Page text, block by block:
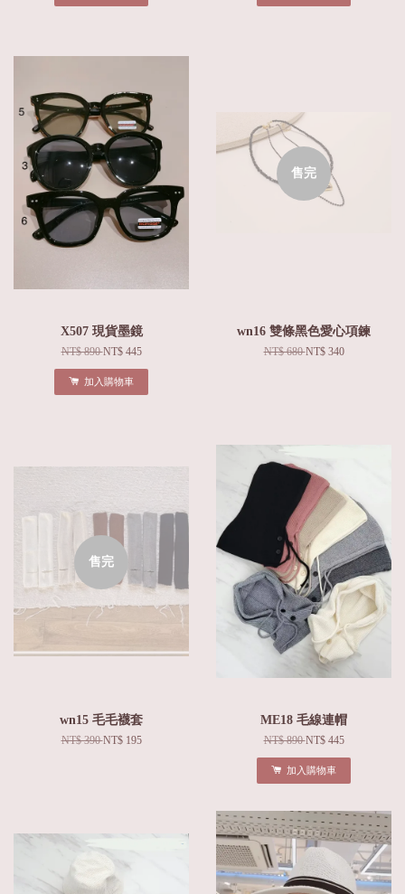
X507 現貨墨鏡
NT$ 890NT$ 445
加入購物車
售完
wn16 雙條黑色愛心項鍊
NT$ 680NT$ 340
售完
wn15 毛毛襪套
NT$ 390NT$ 195
ME18 毛線連帽
NT$ 890NT$ 445
加入購物車